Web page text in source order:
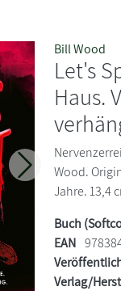
Weiter
Bill Wood
Let's
Haus.
Wood.
Jahre. 13,4
Buch
EAN
Verlag/